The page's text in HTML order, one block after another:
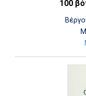
100